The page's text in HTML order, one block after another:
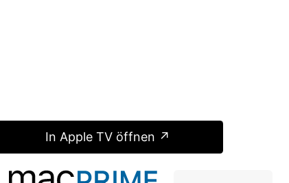
In Apple TV öffnen ↗